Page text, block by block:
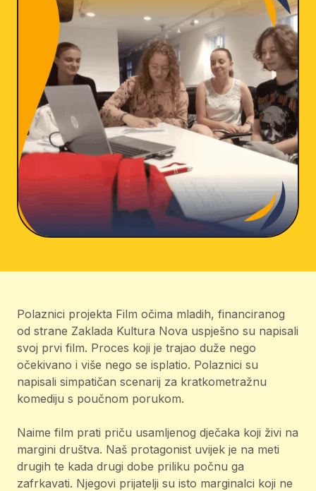
Polaznici projekta Film očima mladih, financiranog
od strane Zaklada Kultura Nova uspješno su napisali
svoj prvi film. Proces koji je trajao duže nego
očekivano i više nego se isplatio. Polaznici su
napisali simpatičan scenarij za kratkometražnu
komediju s poučnom porukom.
Naime film prati priču usamljenog dječaka koji živi na
margini društva. Naš protagonist uvijek je na meti
drugih te kada drugi dobe priliku počnu ga
zafrkavati. Njegovi prijatelji su isto marginalci koji ne